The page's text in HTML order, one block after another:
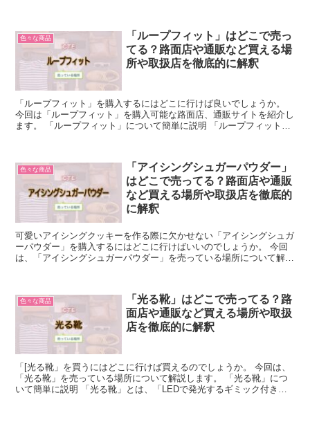
色々な商品
「ループフィット」はどこで売っ
てる？路面店や通販など買える場
所や取扱店を徹底的に解釈
「ループフィット」を購入するにはどこに行けば良いでしょうか。
今回は「ループフィット」を購入可能な路面店、通販サイトを紹介し
ます。 「ループフィット」について簡単に説明 「ループフィット」
色々な商品
「アイシングシュガーパウダー」
はどこで売ってる？路面店や通販
など買える場所や取扱店を徹底的
に解釈
可愛いアイシングクッキーを作る際に欠かせない「アイシングシュガ
ーパウダー」を購入するにはどこに行けばいいのでしょうか。 今回
は、「アイシングシュガーパウダー」を売っている場所について解説
色々な商品
「光る靴」はどこで売ってる？路
面店や通販など買える場所や取扱
店を徹底的に解釈
「[光る靴」を買うにはどこに行けば買えるのでしょうか。 今回は、
「光る靴」を売っている場所について解説します。 「光る靴」につ
いて簡単に説明 「光る靴」とは、「LEDで発光するギミック付きの